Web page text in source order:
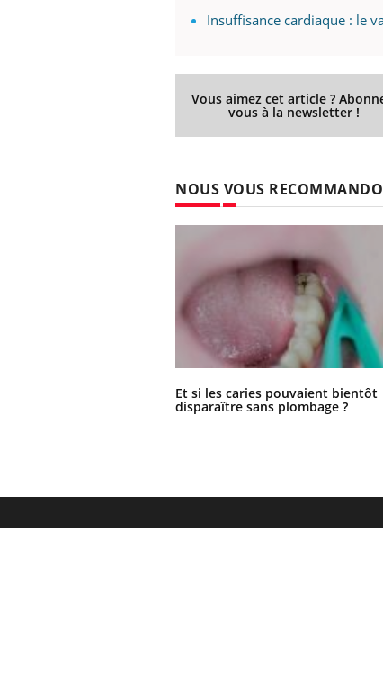
Insuffisance cardiaque : le
Vous aimez cet article ?
vous à la newsletter !
NOUS VOUS
Et si les caries pouvaient bientôt
disparaître sans plombage ?